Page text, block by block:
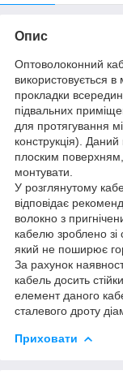
Опис
Оптоволоконний
використовується
прокладки
підвальних
для протягування
конструкція).
плоским поверхням,
монтувати.
У розглянутому
відповідає
волокно з
кабелю зроблено зі
який не поширює
За рахунок
кабель досить
елемент даного
сталевого дроту
Приховати